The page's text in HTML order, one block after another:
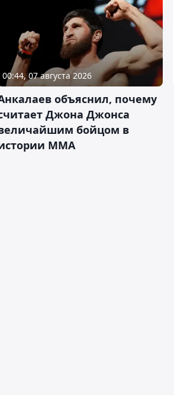
00:44, 07 августа 2026
объяснил, почему
Джона Джонса
бойцом в
ММА